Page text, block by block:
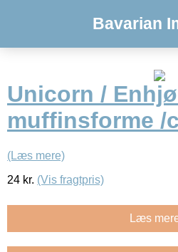
Bavarian
Unicorn /
muffinsforme /
(Læs mere)
24 kr. (Vis fragtpris)
Læs